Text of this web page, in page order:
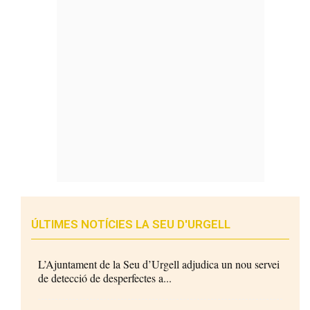
ÚLTIMES NOTÍCIES LA SEU D'URGELL
L’Ajuntament de la Seu d’Urgell adjudica un nou servei
de detecció de desperfectes a...